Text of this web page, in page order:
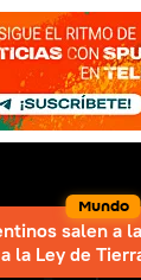
Mundo
salen a
la Ley de